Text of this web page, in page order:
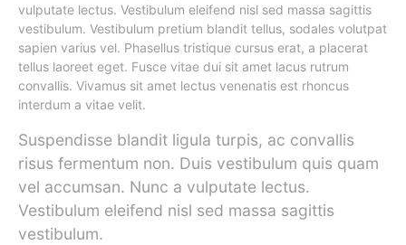
vulputate lectus. Vestibulum eleifend nisl sed massa sagittis
vestibulum. Vestibulum pretium blandit tellus, sodales volutpat
sapien varius vel. Phasellus tristique cursus erat, a placerat
tellus laoreet eget. Fusce vitae dui sit amet lacus rutrum
convallis. Vivamus sit amet lectus venenatis est rhoncus
interdum a vitae velit.
Suspendisse blandit ligula turpis, ac convallis
risus fermentum non. Duis vestibulum quis quam
vel accumsan. Nunc a vulputate lectus.
Vestibulum eleifend nisl sed massa sagittis
vestibulum.